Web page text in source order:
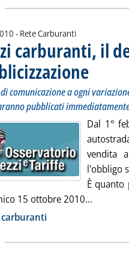
- Rete Carburanti
carburanti, il
comunicazione a ogni
pubblicati
Dal 1°
vendita
l'obbligo
È quanto
15 ottobre 2010...
PDF alla